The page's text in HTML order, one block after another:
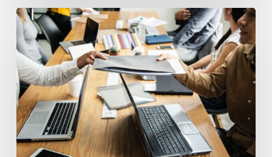
Tout
savoir
sur
la
cessation
d’activité